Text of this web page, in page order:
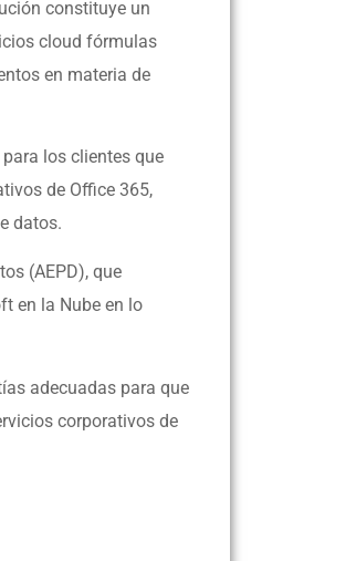
constituye un
cloud fórmulas
en materia de
los clientes que
de Office 365,
datos.
(AEPD), que
en la Nube en lo
adecuadas para que
corporativos de